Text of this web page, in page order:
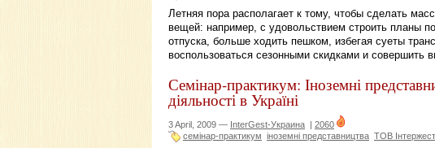
Летняя пора располагает к тому, чтобы сделать
вещей: например, с удовольствием строить планы
отпуска, больше ходить пешком, избегая суеты
воспользоваться сезонными скидками и совершить
Семінар-практикум: Іноземні
діяльності в Україні
3 April, 2009 — InterGest-Украина
2060
семінар-практикум iноземні представництва ТОВ